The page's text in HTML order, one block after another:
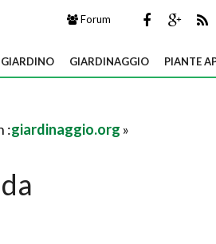
Forum
GIARDINAGGIO PIANTE
:giardinaggio.org »